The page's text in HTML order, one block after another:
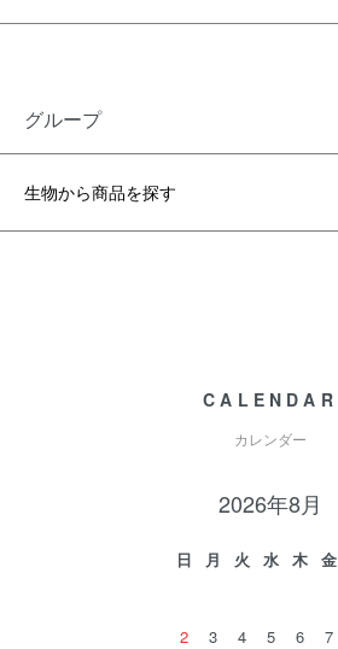
グループ
生物から商品を探す
CALENDAR
カレンダー
2026年8月
日 月 火 水 木 金
2
3 4 5 6 7